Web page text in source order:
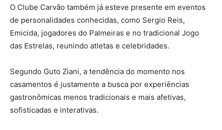
O Clube Carvão também já esteve presente em eventos
de personalidades conhecidas, como Sergio Reis,
Emicida, jogadores do Palmeiras e no tradicional Jogo
das Estrelas, reunindo atletas e celebridades.
Segundo Guto Ziani, a tendência do momento nos
casamentos é justamente a busca por experiências
gastronômicas menos tradicionais e mais afetivas,
sofisticadas e interativas.